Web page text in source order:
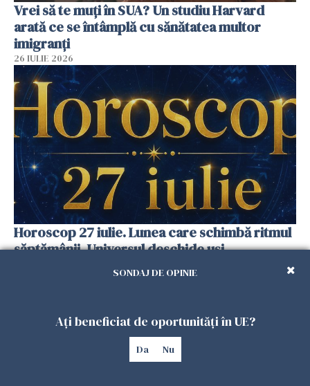
Vrei să te muți în SUA? Un studiu Harvard
arată ce se întâmplă cu sănătatea multor
imigranți
26 IULIE 2026
Horoscop 27 iulie. Lunea care schimbă ritmul
săptămânii. Universul deschide uși
neașteptate pentru unele zodii
SONDAJ DE OPINIE
Ați beneficiat de oportunități în UE?
Da Nu